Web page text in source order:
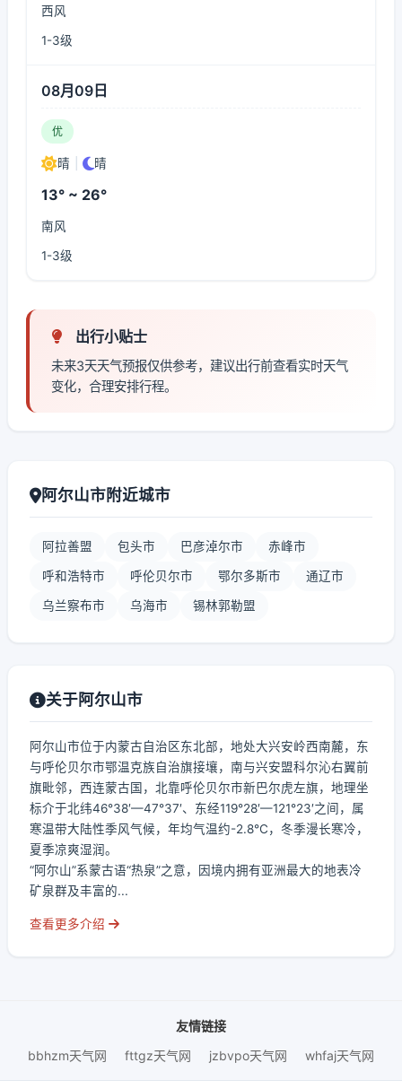
西风
1-3级
08月09日
优
晴 晴
13° ~ 26°
南风
1-3级
出行小贴士
未来3天天气预报仅供参考，建议出行前查看实时天气
变化，合理安排行程。
阿尔山市附近城市
阿拉善盟 包头市 巴彦淖尔市 赤峰市
呼和浩特市 呼伦贝尔市 鄂尔多斯市 通辽市
乌兰察布市 乌海市 锡林郭勒盟
关于阿尔山市
阿尔山市位于内蒙古自治区东北部，地处大兴安岭西南麓，东
与呼伦贝尔市鄂温克族自治旗接壤，南与兴安盟科尔沁右翼前
旗毗邻，西连蒙古国，北靠呼伦贝尔市新巴尔虎左旗，地理坐
标介于北纬46°38′—47°37′、东经119°28′—121°23′之间，属
寒温带大陆性季风气候，年均气温约-2.8℃，冬季漫长寒冷，
夏季凉爽湿润。
“阿尔山”系蒙古语“热泉”之意，因境内拥有亚洲最大的地表冷
矿泉群及丰富的...
查看更多介绍
友情链接
bbhzm天气网
fttgz天气网 jzbvpo天气网 whfaj天气网